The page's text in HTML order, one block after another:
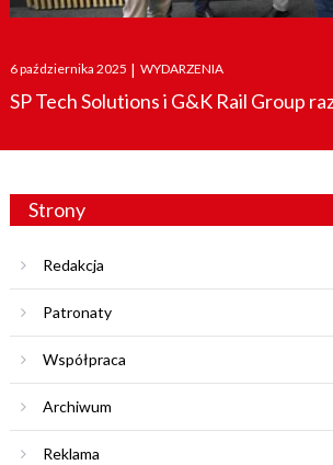
Posted
on
6 października 2025 | WYDARZENIA
SP Tech Solutions i G&K Rail Group
Strony
Redakcja
Patronaty
Współpraca
Archiwum
Reklama